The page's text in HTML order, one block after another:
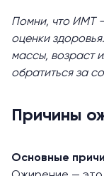
Помни, что ИМТ
оценки
массы, возраст
обратиться за
Причины
Основные